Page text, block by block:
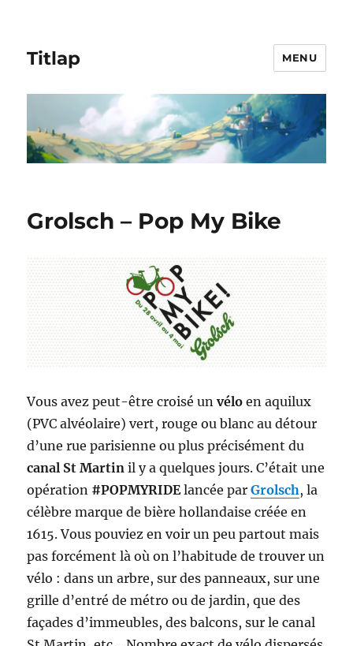
Titlap MENU
Grolsch – Pop My Bike
Vous avez peut-être croisé unvéloen aquilux
(PVC alvéolaire) vert, rouge ou blanc au détour
d’une rue parisienne ou plus précisément du
canal St Martinil y a quelques jours. C’était une
opération #POPMYRIDElancée parGrolsch, la
célèbre marque de bière hollandaise créée en
1615. Vous pouviez en voir un peu partout mais
pas forcément là où on l’habitude de trouver un
vélo : dans un arbre, sur des panneaux, sur une
grille d’entré de métro ou de jardin, que des
façades d’immeubles, des balcons, sur le canal